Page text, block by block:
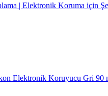
| Elektronik Koruma için
Elektronik Koruyucu Gri 90